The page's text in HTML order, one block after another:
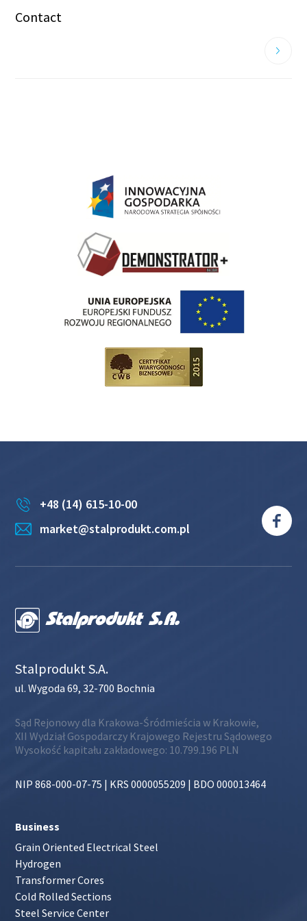
Contact
+48 (14) 615-10-00
market@stalprodukt.com.pl
Stalprodukt S.A.
ul. Wygoda 69, 32-700 Bochnia
Sąd Rejonowy dla Krakowa-Śródmieścia w Krakowie,
XII Wydział Gospodarczy Krajowego Rejestru Sądowego
Wysokość kapitału zakładowego: 10.799.196 PLN
NIP 868-000-07-75 | KRS 0000055209 | BDO 000013464
Business
Grain Oriented Electrical Steel
Hydrogen
Transformer Cores
Cold Rolled Sections
Steel Service Center